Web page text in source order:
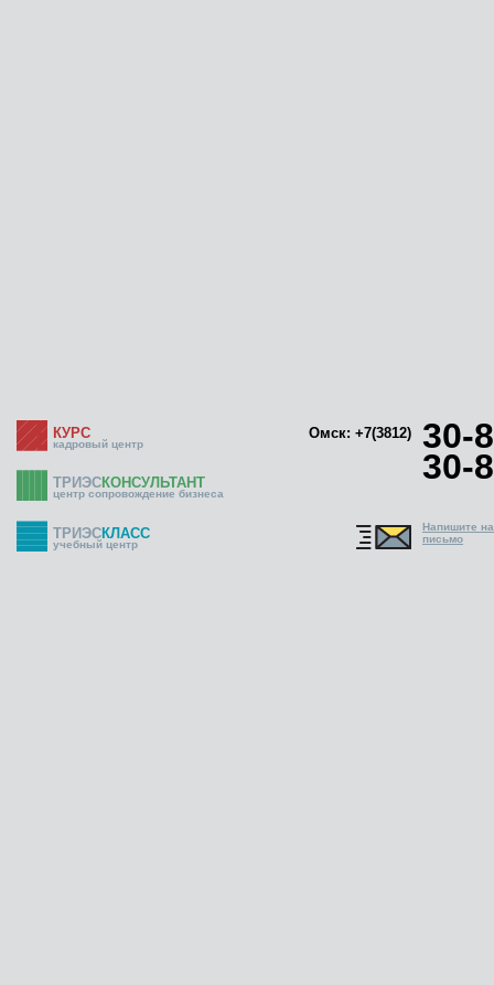
КУРС
кадровый центр
Омск: +7(3812) 30-
30-
ТРИЭСКОНСУЛЬТАНТ
центр сопровождение бизнеса
ТРИЭСКЛАСС
учебный центр
Напишите
письмо